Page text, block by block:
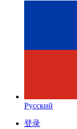
Русский
登录